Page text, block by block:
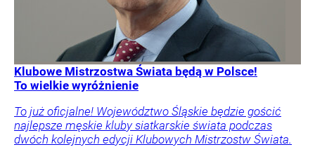
Klubowe Mistrzostwa Świata będą w Polsce!
To wielkie wyróżnienie
To już oficjalne! Województwo Śląskie będzie gościć
najlepsze męskie kluby siatkarskie świata podczas
dwóch kolejnych edycji Klubowych Mistrzostw Świata.